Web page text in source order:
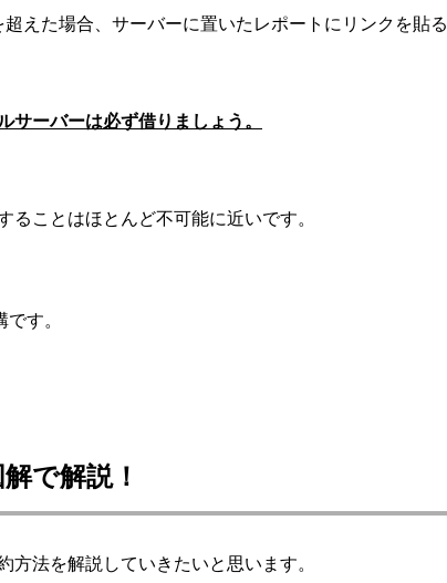
えた場合、サーバーに置いたレポートにリンクを貼る
サーバーは必ず借りましょう。
ことはほとんど不可能に近いです。
です。
で解説！
方法を解説していきたいと思います。